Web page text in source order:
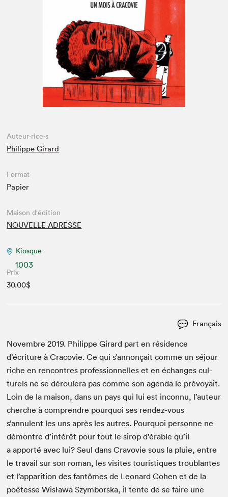
Espace enseignant·e·s
Espace pro
Auteur·rice·s
Philippe Girard
Format
Papier
Maison d'édition
NOUVELLE ADRESSE
Kiosque
1003
Prix
30.00$
Français
Novem­bre2019. Philippe Girard part en rési­dence
d’écriture à Cra­covie. Ce qui s’annonçait comme un séjour
riche en ren­con­tres pro­fes­sion­nelles et en échanges cul­
turels ne se déroulera pas comme son agen­da le prévoy­ait.
Loin de la mai­son, dans un pays qui lui est incon­nu, l’auteur
cherche à com­pren­dre pourquoi ses ren­dez-vous
s’annulent les uns après les autres. Pourquoi per­son­ne ne
démon­tre d’intérêt pour tout le sirop d’érable qu’il
a apporté avec lui? Seul dans Cravovie sous la pluie, entre
le tra­vail sur son roman, les vis­ites touris­tiques trou­blantes
et l’apparition des fan­tômes de Leonard Cohen et de la
poétesse Wisława Szym­bors­ka, il tente de se faire une